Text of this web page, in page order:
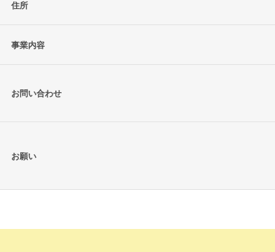
住所
事業内容
お問い合わせ
お願い